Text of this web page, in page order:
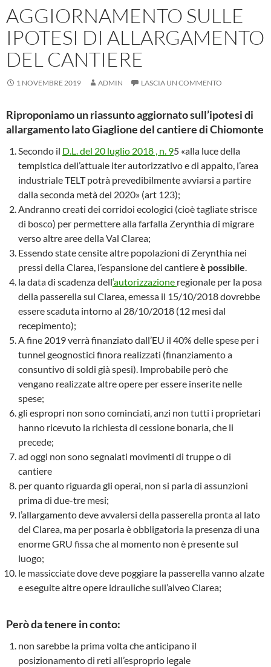
AGGIORNAMENTO SULLE
IPOTESI DI ALLARGAMENTO
DEL CANTIERE
1 NOVEMBRE 2019 ADMIN LASCIA UN COMMENTO
Riproponiamo un riassunto aggiornato sull’ipotesi di
allargamento lato Giaglione del cantiere di Chiomonte
Secondo il D.L. del 20 luglio 2018 , n. 95 «alla luce della
tempistica dell’attuale iter autorizzativo e di appalto, l’area
industriale TELT potrà prevedibilmente avviarsi a partire
dalla seconda metà del 2020» (art 123);
Andranno creati dei corridoi ecologici (cioè tagliate strisce
di bosco) per permettere alla farfalla Zerynthia di migrare
verso altre aree della Val Clarea;
Essendo state censite altre popolazioni di Zerynthia nei
pressi della Clarea, l’espansione del cantiereè possibile.
la data di scadenza dell‘autorizzazione regionale per la posa
della passerella sul Clarea, emessa il 15/10/2018 dovrebbe
essere scaduta intorno al 28/10/2018 (12 mesi dal
recepimento);
A fine 2019 verrà finanziato dall’EU il 40% delle spese per i
tunnel geognostici finora realizzati (finanziamento a
consuntivo di soldi già spesi). Improbabile però che
vengano realizzate altre opere per essere inserite nelle
spese;
gli espropri non sono cominciati, anzi non tutti i proprietari
hanno ricevuto la richiesta di cessione bonaria, che li
precede;
ad oggi non sono segnalati movimenti di truppe o di
cantiere
per quanto riguarda gli operai, non si parla di assunzioni
prima di due-tre mesi;
l’allargamento deve avvalersi della passerella pronta al lato
del Clarea, ma per posarla è obbligatoria la presenza di una
enorme GRU fissa che al momento non è presente sul
luogo;
le massicciate dove deve poggiare la passerella vanno alzate
e eseguite altre opere idrauliche sull’alveo Clarea;
Però da tenere in conto:
non sarebbe la prima volta che anticipano il
posizionamento di reti all’esproprio legale